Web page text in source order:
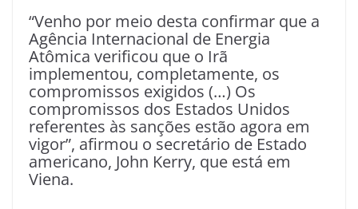
“Venho por meio desta confirmar que a
Agência Internacional de Energia
Atômica verificou que o Irã
implementou, completamente, os
compromissos exigidos (…) Os
compromissos dos Estados Unidos
referentes às sanções estão agora em
vigor”, afirmou o secretário de Estado
americano, John Kerry, que está em
Viena.